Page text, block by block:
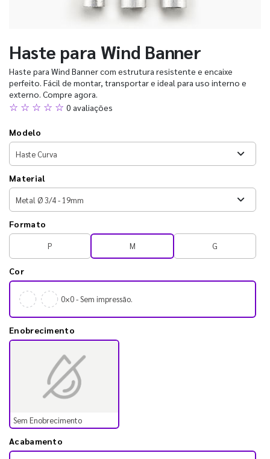
Haste para Wind Banner
Haste para Wind Banner com estrutura resistente e encaixe
perfeito. Fácil de montar, transportar e ideal para uso interno e
externo. Compre agora.
☆ ☆ ☆ ☆ ☆ 0 avaliações
Modelo
Material
Formato
P M G
Cor
0×0 - Sem impressão.
Enobrecimento
Sem Enobrecimento
Acabamento